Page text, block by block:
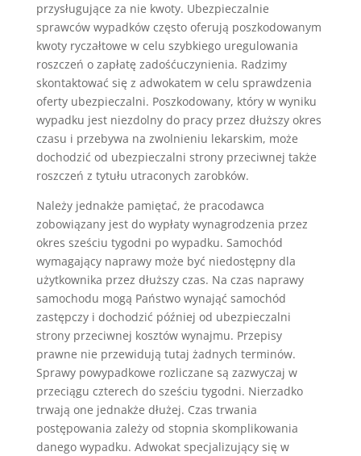
przysługujące za nie kwoty. Ubezpieczalnie
sprawców wypadków często oferują poszkodowanym
kwoty ryczałtowe w celu szybkiego uregulowania
roszczeń o zapłatę zadośćuczynienia. Radzimy
skontaktować się z adwokatem w celu sprawdzenia
oferty ubezpieczalni. Poszkodowany, który w wyniku
wypadku jest niezdolny do pracy przez dłuższy okres
czasu i przebywa na zwolnieniu lekarskim, może
dochodzić od ubezpieczalni strony przeciwnej także
roszczeń z tytułu utraconych zarobków.
Należy jednakże pamiętać, że pracodawca
zobowiązany jest do wypłaty wynagrodzenia przez
okres sześciu tygodni po wypadku. Samochód
wymagający naprawy może być niedostępny dla
użytkownika przez dłuższy czas. Na czas naprawy
samochodu mogą Państwo wynająć samochód
zastępczy i dochodzić później od ubezpieczalni
strony przeciwnej kosztów wynajmu. Przepisy
prawne nie przewidują tutaj żadnych terminów.
Sprawy powypadkowe rozliczane są zazwyczaj w
przeciągu czterech do sześciu tygodni. Nierzadko
trwają one jednakże dłużej. Czas trwania
postępowania zależy od stopnia skomplikowania
danego wypadku. Adwokat specjalizujący się w